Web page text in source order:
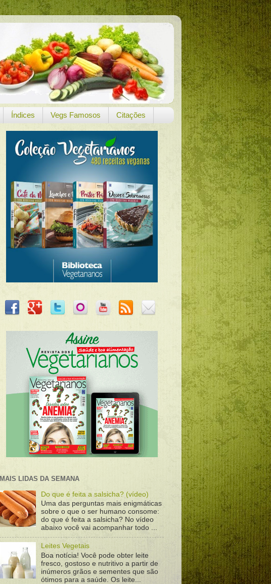
Índices Vegs Famosos Citações
MAIS LIDAS DA SEMANA
Do que é feita a salsicha? (vídeo)
Uma das perguntas mais enigmáticas
sobre o que o ser humano consome:
do que é feita a salsicha? No vídeo
abaixo você vai acompanhar todo ...
Leites Vegetais
Boa notícia! Você pode obter leite
fresco, gostoso e nutritivo a partir de
inúmeros grãos e sementes que são
ótimos para a saúde. Os leite...